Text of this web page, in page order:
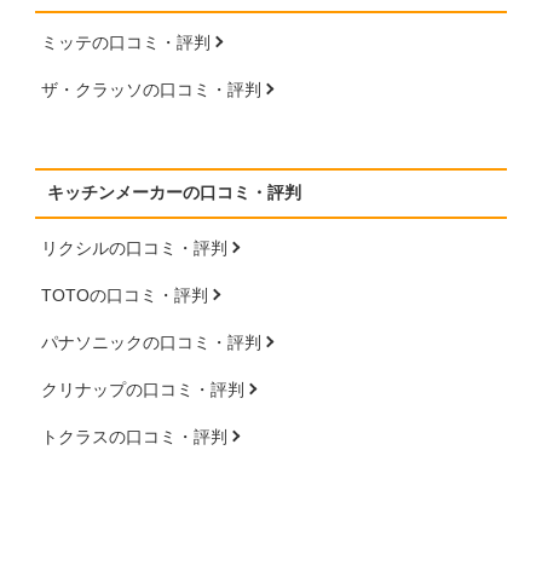
ミッテの口コミ・評判
ザ・クラッソの口コミ・評判
キッチンメーカーの口コミ・評判
リクシルの口コミ・評判
TOTOの口コミ・評判
パナソニックの口コミ・評判
クリナップの口コミ・評判
トクラスの口コミ・評判